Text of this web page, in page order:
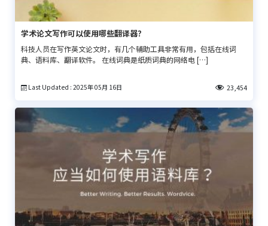
学术论文写作可以使用哪些翻译器？
科技人员在写作英文论文时，有几个辅助工具非常有用，包括在线词
典、语料库、翻译软件。 在线词典是纸质词典的网络电 […]
Last Updated : 2025年 05月 16日 23,454